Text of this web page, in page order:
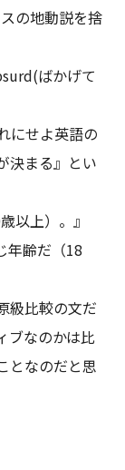
の地動説を捨
ばかげて
にせよ英語の
決まる』とい
以上）。』
年齢だ（18
級比較の文だ
ブなのかは比
となのだと思